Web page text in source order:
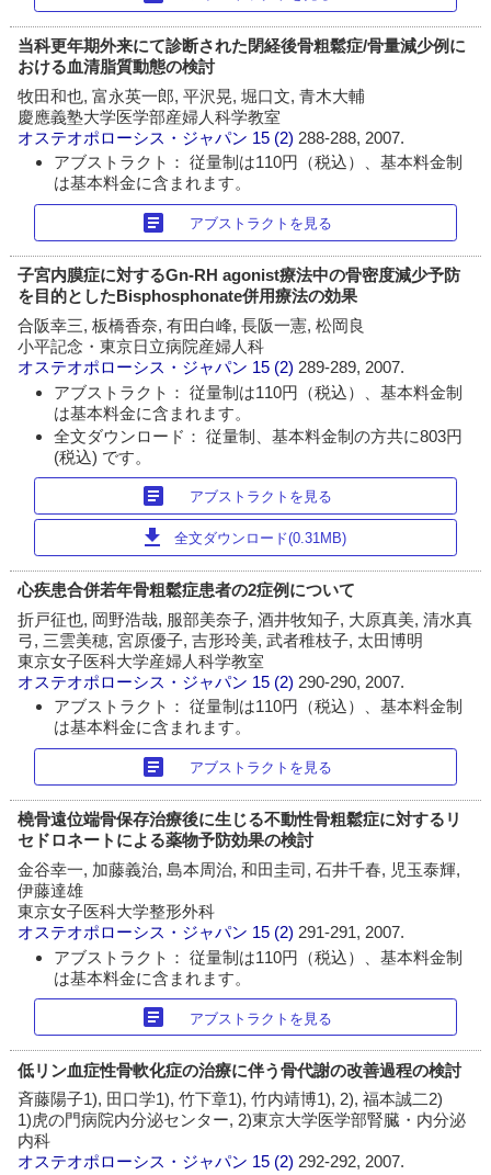
当科更年期外来にて診断された閉経後骨粗鬆症/骨量減少例に
おける血清脂質動態の検討
牧田和也, 富永英一郎, 平沢晃, 堀口文, 青木大輔
慶應義塾大学医学部産婦人科学教室
オステオポローシス・ジャパン 15 (2) 288-288, 2007.
アブストラクト： 従量制は110円（税込）、基本料金制
は基本料金に含まれます。
article アブストラクトを見る
子宮内膜症に対するGn-RH agonist療法中の骨密度減少予防
を目的としたBisphosphonate併用療法の効果
合阪幸三, 板橋香奈, 有田白峰, 長阪一憲, 松岡良
小平記念・東京日立病院産婦人科
オステオポローシス・ジャパン 15 (2) 289-289, 2007.
アブストラクト： 従量制は110円（税込）、基本料金制
は基本料金に含まれます。
全文ダウンロード： 従量制、基本料金制の方共に803円
(税込) です。
article アブストラクトを見る
download 全文ダウンロード(0.31MB)
心疾患合併若年骨粗鬆症患者の2症例について
折戸征也, 岡野浩哉, 服部美奈子, 酒井牧知子, 大原真美, 清水真
弓, 三雲美穂, 宮原優子, 吉形玲美, 武者稚枝子, 太田博明
東京女子医科大学産婦人科学教室
オステオポローシス・ジャパン 15 (2) 290-290, 2007.
アブストラクト： 従量制は110円（税込）、基本料金制
は基本料金に含まれます。
article アブストラクトを見る
橈骨遠位端骨保存治療後に生じる不動性骨粗鬆症に対するリ
セドロネートによる薬物予防効果の検討
金谷幸一, 加藤義治, 島本周治, 和田圭司, 石井千春, 児玉泰輝,
伊藤達雄
東京女子医科大学整形外科
オステオポローシス・ジャパン 15 (2) 291-291, 2007.
アブストラクト： 従量制は110円（税込）、基本料金制
は基本料金に含まれます。
article アブストラクトを見る
低リン血症性骨軟化症の治療に伴う骨代謝の改善過程の検討
斉藤陽子1), 田口学1), 竹下章1), 竹内靖博1), 2), 福本誠二2)
1)虎の門病院内分泌センター, 2)東京大学医学部腎臓・内分泌
内科
オステオポローシス・ジャパン 15 (2) 292-292, 2007.